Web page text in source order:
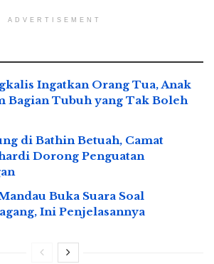
ADVERTISEMENT
Ingatkan Orang Tua, Anak
Bagian Tubuh yang Tak Boleh
di Bathin Betuah, Camat
Dorong Penguatan
Buka Suara Soal
Ini Penjelasannya